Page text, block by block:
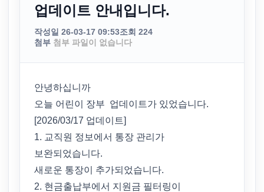
업데이트 안내입니다.
작성일 26-03-17 09:53조회 224
첨부 첨부 파일이 없습니다
안녕하십니까
오늘 어린이 장부 업데이트가 있었습니다.
[2026/03/17 업데이트]
1. 교직원 정보에서 통장 관리가
보완되었습니다.
새로운 통장이 추가되었습니다.
2. 현금출납부에서 지원금 필터링이